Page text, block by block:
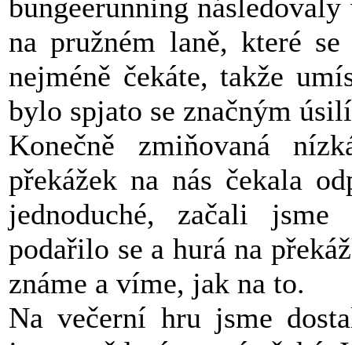
bungeerunning
na pružném laně, které
nejméně čekáte, takže
bylo spjato se značným
Konečně zmiňovaná
překážek na nás čekala
jednoduché, začali
podařilo se a hurá na
známe a víme, jak na to.
Na večerní hru jsme